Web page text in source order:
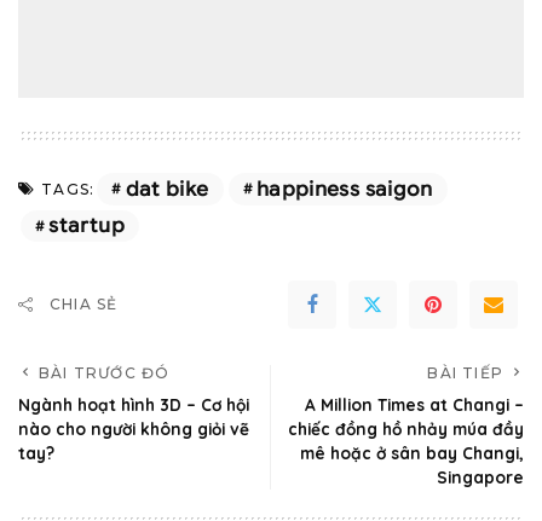
TAGS: dat bike
happiness saigon
startup
CHIA SẺ
BÀI TRƯỚC ĐÓ
Ngành hoạt hình 3D – Cơ hội
nào cho người không giỏi vẽ
tay?
BÀI TIẾP
A Million Times at Changi –
chiếc đồng hồ nhảy múa đầy
mê hoặc ở sân bay Changi,
Singapore